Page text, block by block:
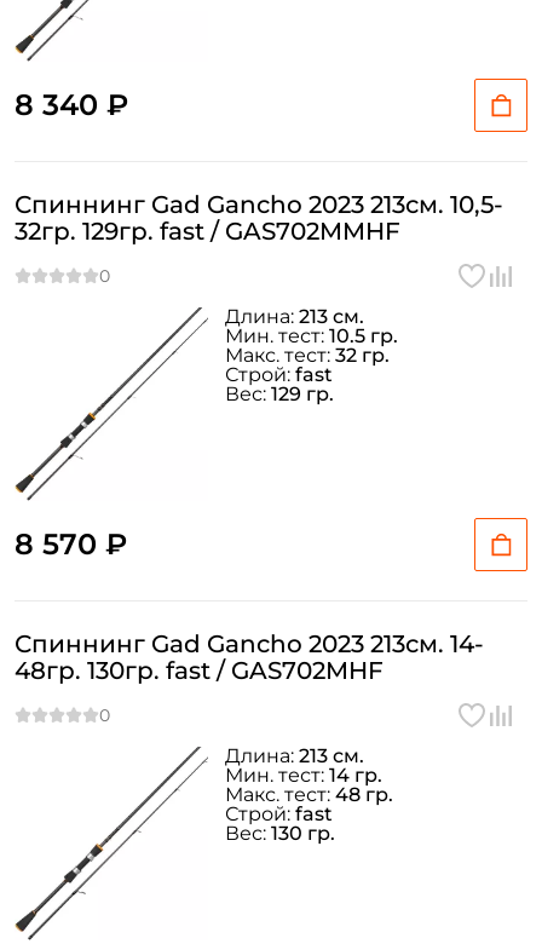
8 340 ₽
Спиннинг Gad Gancho 2023 213см. 10,5-
32гр. 129гр. fast / GAS702MMHF
8 570 ₽
Длина: 213 см.
Мин. тест: 10.5 гр.
Макс. тест: 32 гр.
Строй: fast
Вес: 129 гр.
Спиннинг Gad Gancho 2023 213см. 14-
48гр. 130гр. fast / GAS702MHF
Длина: 213 см.
Мин. тест: 14 гр.
Макс. тест: 48 гр.
Строй: fast
Вес: 130 гр.
Создать аккаунт
Email: *
Номер телефона: *